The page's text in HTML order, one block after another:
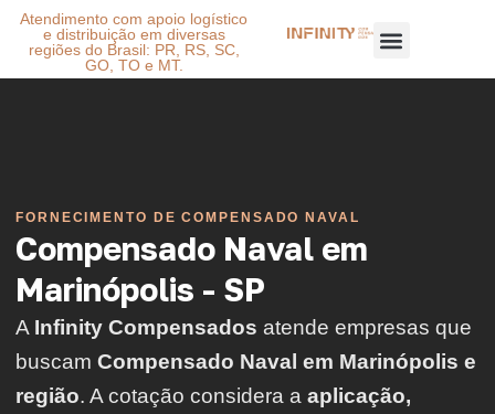
Atendimento com apoio logístico
e distribuição em diversas
regiões do Brasil: PR, RS, SC,
GO, TO e MT.
FORNECIMENTO DE COMPENSADO NAVAL
Compensado Naval em
Marinópolis - SP
A Infinity Compensados atende empresas que
buscam Compensado Naval em Marinópolis e
região. A cotação considera a aplicação,